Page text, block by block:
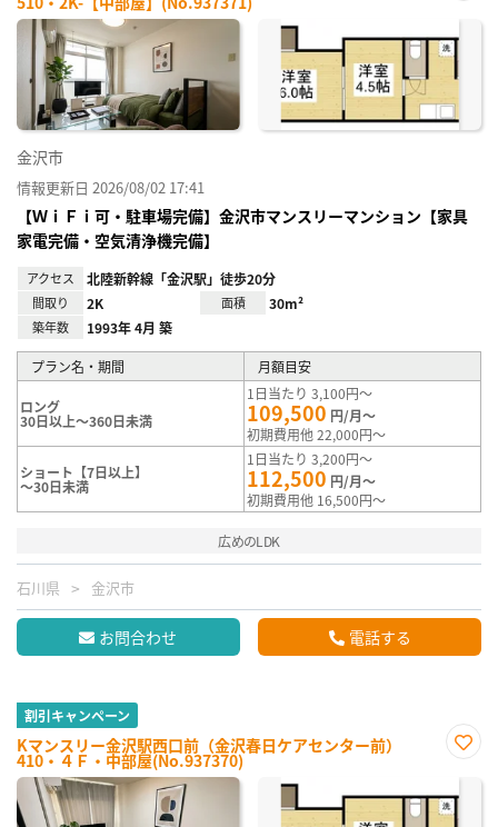
に入
り登
録
金沢市
情報更新日 2026/08/02 17:41
【ＷｉＦｉ可・駐車場完備】金沢市マンスリーマンション【家具
家電完備・空気清浄機完備】
アクセス 北陸新幹線「金沢駅」徒歩20分
間取り 2K 面積 30m²
築年数 1993年 4月 築
プラン名・期間 月額目安
ロング
30日以上～360日未満
1日当たり 3,100円～
109,500 円/月～
初期費用他 22,000円～
ショート【7日以上】
～30日未満
1日当たり 3,200円～
112,500 円/月～
初期費用他 16,500円～
広めのLDK
石川県 金沢市
お問合わせ 電話する
割引キャンペーン
Kマンスリー金沢駅西口前（金沢春日ケアセンター前）
410・４Ｆ・中部屋(No.937370)
に入
り登
録